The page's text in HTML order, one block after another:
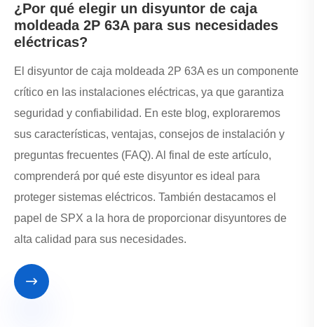
¿Por qué elegir un disyuntor de caja
moldeada 2P 63A para sus necesidades
eléctricas?
El disyuntor de caja moldeada 2P 63A es un componente
crítico en las instalaciones eléctricas, ya que garantiza
seguridad y confiabilidad. En este blog, exploraremos
sus características, ventajas, consejos de instalación y
preguntas frecuentes (FAQ). Al final de este artículo,
comprenderá por qué este disyuntor es ideal para
proteger sistemas eléctricos. También destacamos el
papel de SPX a la hora de proporcionar disyuntores de
alta calidad para sus necesidades.
